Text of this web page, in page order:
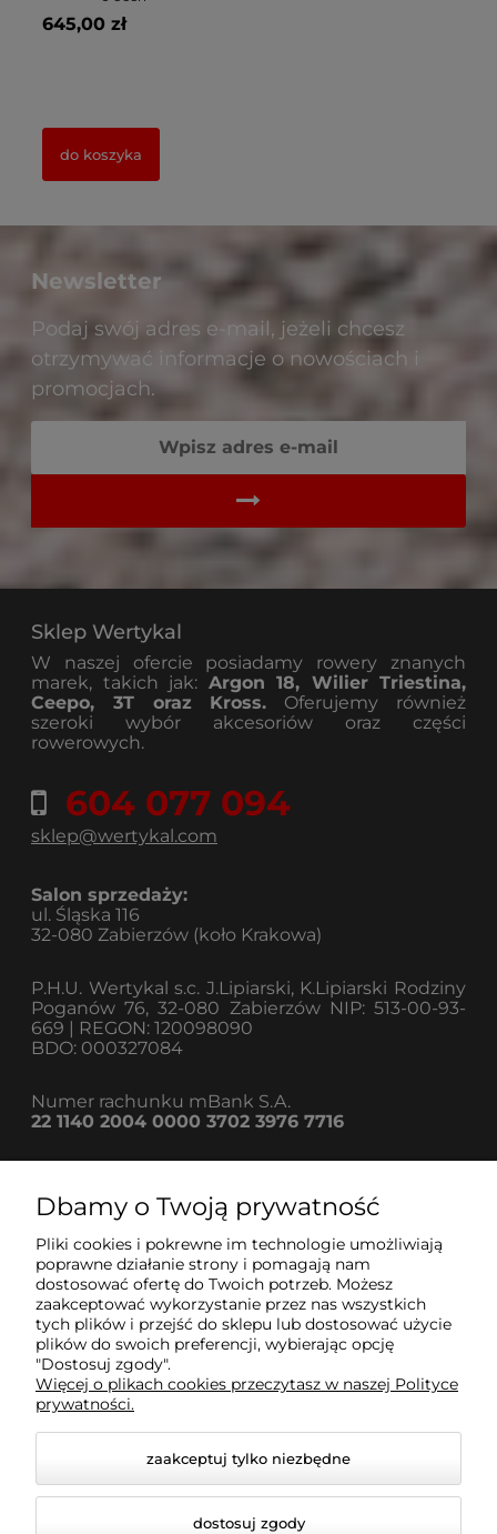
645,00 zł
do koszyka
Newsletter
Podaj swój adres e-mail, jeżeli chcesz
otrzymywać informacje o nowościach i
promocjach.
Sklep Wertykal
W naszej ofercie posiadamy rowery znanych
marek, takich jak: Argon 18, Wilier Triestina,
Ceepo, 3T oraz Kross. Oferujemy również
szeroki wybór akcesoriów oraz części
rowerowych.
604 077 094
sklep@wertykal.com
Salon sprzedaży:
ul. Śląska 116
32-080 Zabierzów (koło Krakowa)
P.H.U. Wertykal s.c. J.Lipiarski, K.Lipiarski Rodziny
Poganów 76, 32-080 Zabierzów NIP: 513-00-93-
669 | REGON: 120098090
BDO: 000327084
Numer rachunku mBank S.A.
22 1140 2004 0000 3702 3976 7716
Informacje
Strefa klienta
Pomoc
Dbamy o Twoją prywatność
Pliki cookies i pokrewne im technologie umożliwiają
poprawne działanie strony i pomagają nam
dostosować ofertę do Twoich potrzeb. Możesz
zaakceptować wykorzystanie przez nas wszystkich
tych plików i przejść do sklepu lub dostosować użycie
plików do swoich preferencji, wybierając opcję
"Dostosuj zgody".
Więcej o plikach cookies przeczytasz w naszej Polityce
prywatności.
zaakceptuj tylko niezbędne
dostosuj zgody